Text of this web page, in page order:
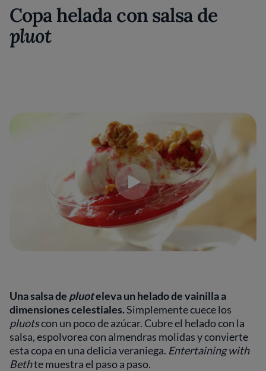
Copa helada con salsa de
pluot
Una salsa de pluoteleva un helado de vainilla a
dimensiones celestiales.Simplemente cuece los
pluotscon un poco de azúcar. Cubre el helado con la
salsa, espolvorea con almendras molidas y convierte
esta copa en una delicia veraniega. Entertaining with
Bethte muestra el paso a paso.